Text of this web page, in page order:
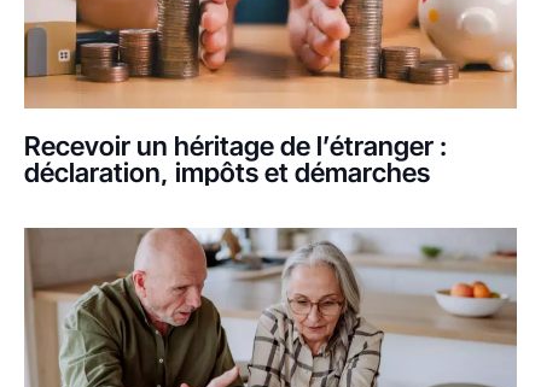
Recevoir un héritage de l’étranger :
déclaration, impôts et démarches